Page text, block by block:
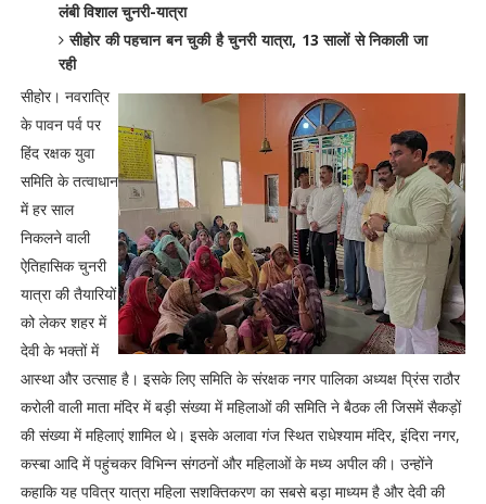
लंबी विशाल चुनरी-यात्रा
सीहोर की पहचान बन चुकी है चुनरी यात्रा, 13 सालों से निकाली जा
रही
सीहोर। नवरात्रि
के पावन पर्व पर
हिंद रक्षक युवा
समिति के तत्वाधान
में हर साल
निकलने वाली
ऐतिहासिक चुनरी
यात्रा की तैयारियों
को लेकर शहर में
देवी के भक्तों में
आस्था और उत्साह है। इसके लिए समिति के संरक्षक नगर पालिका अध्यक्ष प्रिंस राठौर
करोली वाली माता मंदिर में बड़ी संख्या में महिलाओं की समिति ने बैठक ली जिसमें सैकड़ों
की संख्या में महिलाएं शामिल थे। इसके अलावा गंज स्थित राधेश्याम मंदिर, इंदिरा नगर,
कस्बा आदि में पहुंचकर विभिन्न संगठनों और महिलाओं के मध्य अपील की। उन्होंने
कहाकि यह पवित्र यात्रा महिला सशक्तिकरण का सबसे बड़ा माध्यम है और देवी की